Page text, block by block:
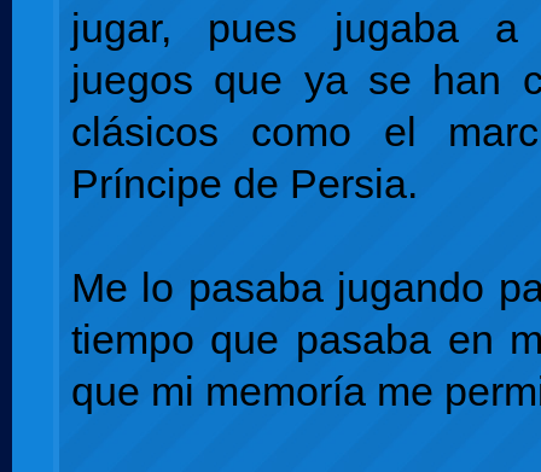
jugar, pues jugaba a
juegos que ya se han
clásicos como el
Príncipe de Persia.
Me lo pasaba jugando
tiempo que pasaba en
que mi memoría me